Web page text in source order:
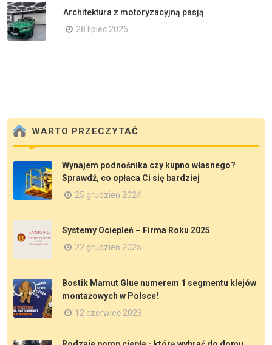
Architektura z motoryzacyjną pasją
28 lipiec 2026
WARTO PRZECZYTAĆ
Wynajem podnośnika czy kupno własnego?
Sprawdź, co opłaca Ci się bardziej
25 grudzień 2024
Systemy Ociepleń – Firma Roku 2025
22 grudzień 2025
Bostik Mamut Glue numerem 1 segmentu klejów
montażowych w Polsce!
12 czerwiec 2023